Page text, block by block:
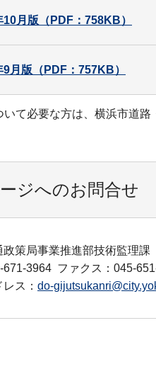
10月版（PDF：758KB）
9月版（PDF：757KB）
て必要な方は、横浜市道
ジへのお問合せ
政策局事業推進部技術監理課
671-3964 ファクス：045-
ス： do-